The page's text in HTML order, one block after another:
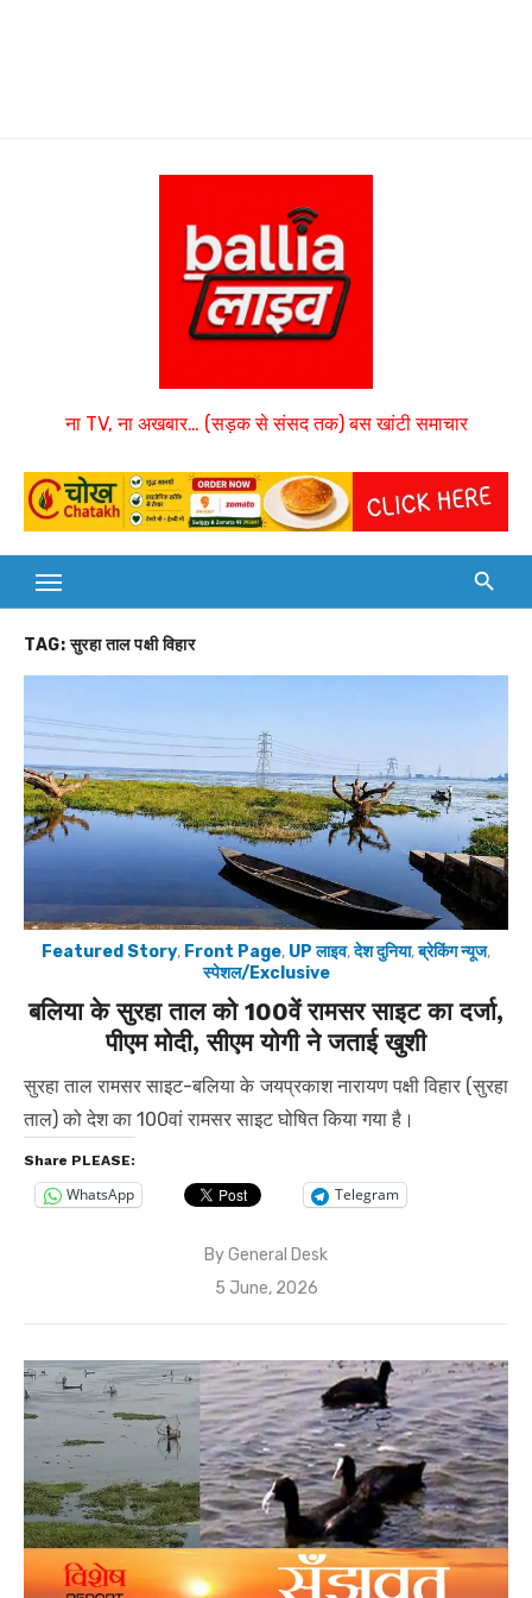
ना TV, ना अखबार… (सड़क से संसद तक) बस खांटी समाचार
TAG:सुरहा ताल पक्षी विहार
Featured Story, Front Page, UP लाइव,देश दुनिया,ब्रेकिंग न्यूज,
स्पेशल/Exclusive
बलिया के सुरहा ताल को 100वें रामसर साइट का दर्जा,
पीएम मोदी, सीएम योगी ने जताई खुशी
सुरहा ताल रामसर साइट-बलिया के जयप्रकाश नारायण पक्षी विहार (सुरहा
ताल) को देश का 100वां रामसर साइट घोषित किया गया है।
Share PLEASE:
WhatsApp Telegram
ByGeneral Desk
Posted
5 June, 2026